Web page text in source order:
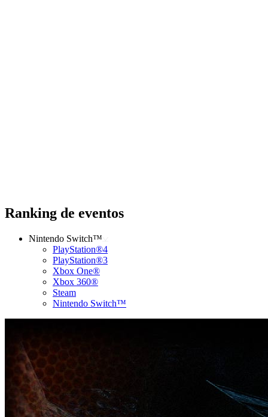
Ranking de eventos
Nintendo Switch™
PlayStation®4
PlayStation®3
Xbox One®
Xbox 360®
Steam
Nintendo Switch™